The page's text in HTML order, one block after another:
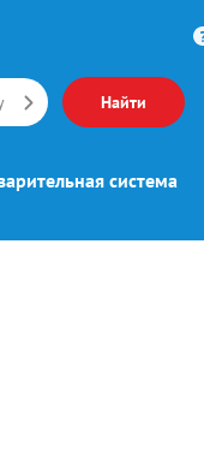
Найти
система